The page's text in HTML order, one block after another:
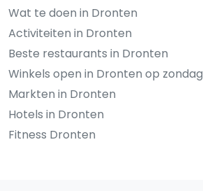
Wat te doen in Dronten
Activiteiten in Dronten
Beste restaurants in Dronten
Winkels open in Dronten op zondag
Markten in Dronten
Hotels in Dronten
Fitness Dronten